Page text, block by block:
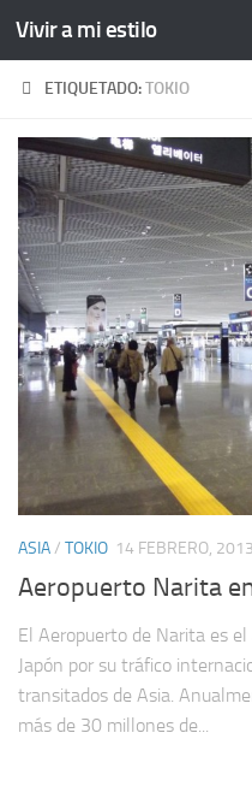
Vivir a mi estilo
ETIQUETADO:TOKIO
ASIA/ TOKIO 14 FEBRERO, 2013
Aeropuerto Narita
El Aeropuerto de Narita es
Japón por su tráfico
transitados de Asia.
más de 30 millones de...